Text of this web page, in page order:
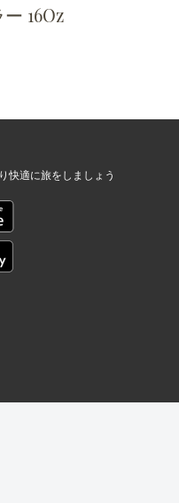
16Oz
快適に旅をしましょう